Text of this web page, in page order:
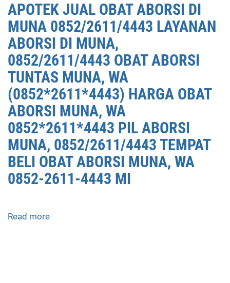
APOTEK JUAL OBAT ABORSI DI
MUNA 0852/2611/4443 LAYANAN
ABORSI DI MUNA,
0852/2611/4443 OBAT ABORSI
TUNTAS MUNA, WA
(0852*2611*4443) HARGA OBAT
ABORSI MUNA, WA
0852*2611*4443 PIL ABORSI
MUNA, 0852/2611/4443 TEMPAT
BELI OBAT ABORSI MUNA, WA
0852-2611-4443 MI
Read more